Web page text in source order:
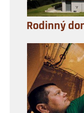
Rodinný